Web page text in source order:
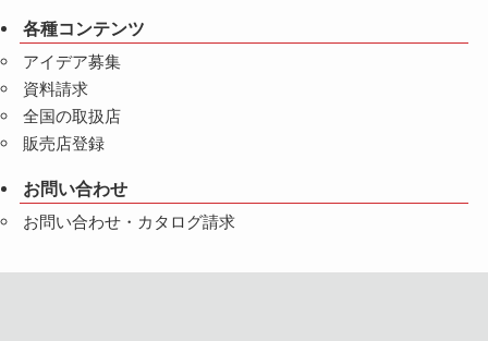
各種コンテンツ
アイデア募集
資料請求
全国の取扱店
販売店登録
お問い合わせ
お問い合わせ・カタログ請求